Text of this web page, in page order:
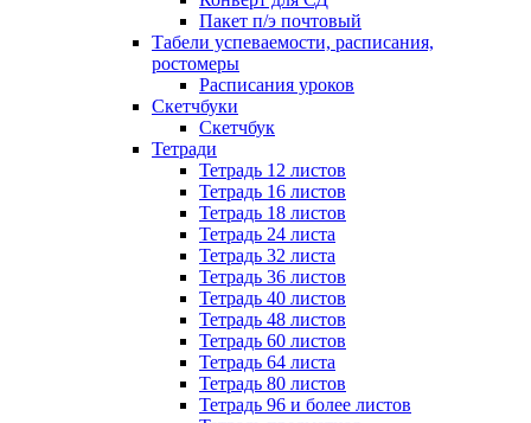
Пакет п/э почтовый
Табели успеваемости, расписания,
ростомеры
Расписания уроков
Скетчбуки
Скетчбук
Тетради
Тетрадь 12 листов
Тетрадь 16 листов
Тетрадь 18 листов
Тетрадь 24 листа
Тетрадь 32 листа
Тетрадь 36 листов
Тетрадь 40 листов
Тетрадь 48 листов
Тетрадь 60 листов
Тетрадь 64 листа
Тетрадь 80 листов
Тетрадь 96 и более листов